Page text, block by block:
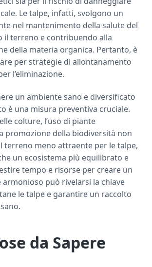
Le talpe, infatti, svolgono un
nel mantenimento della salute del
il terreno e contribuendo alla
della materia organica. Pertanto, è
per strategie di allontanamento
l’eliminazione.
un ambiente sano e diversificato
è una misura preventiva cruciale.
colture, l’uso di piante
promozione della biodiversità non
terreno meno attraente per le talpe,
un ecosistema più equilibrato e
tempo e risorse per creare un
può rivelarsi la chiave
le talpe e garantire un raccolto
da Sapere